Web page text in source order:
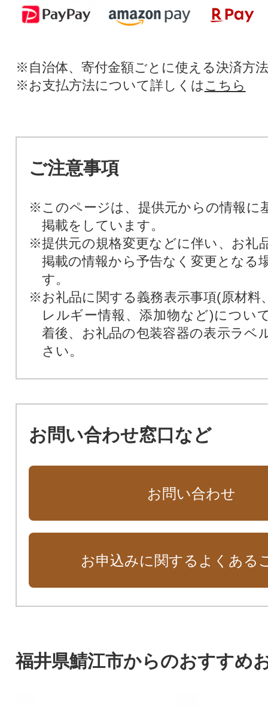
※自治体、寄付金額ごとに使える決済方
※お支払方法について詳しくは こちら
ご注意事項
※このページは、提供元からの情報に
掲載をしています。
※提供元の規格変更などに伴い、お礼
掲載の情報から予告なく変更となる
す。
※お礼品に関する義務表示事項(原材料
レルギー情報、添加物など)につい
着後、お礼品の包装容器の表示ラベ
さい。
お問い合わせ窓口など
お問い合わせ
お申込みに関するよくある
福井県鯖江市からのおすすめ